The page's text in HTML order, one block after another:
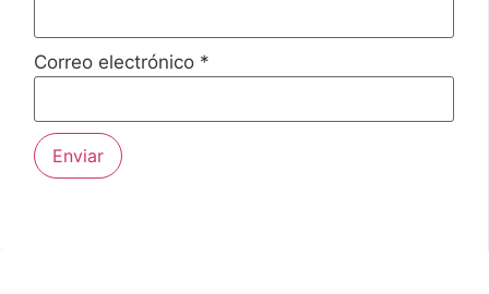
Correo electrónico *